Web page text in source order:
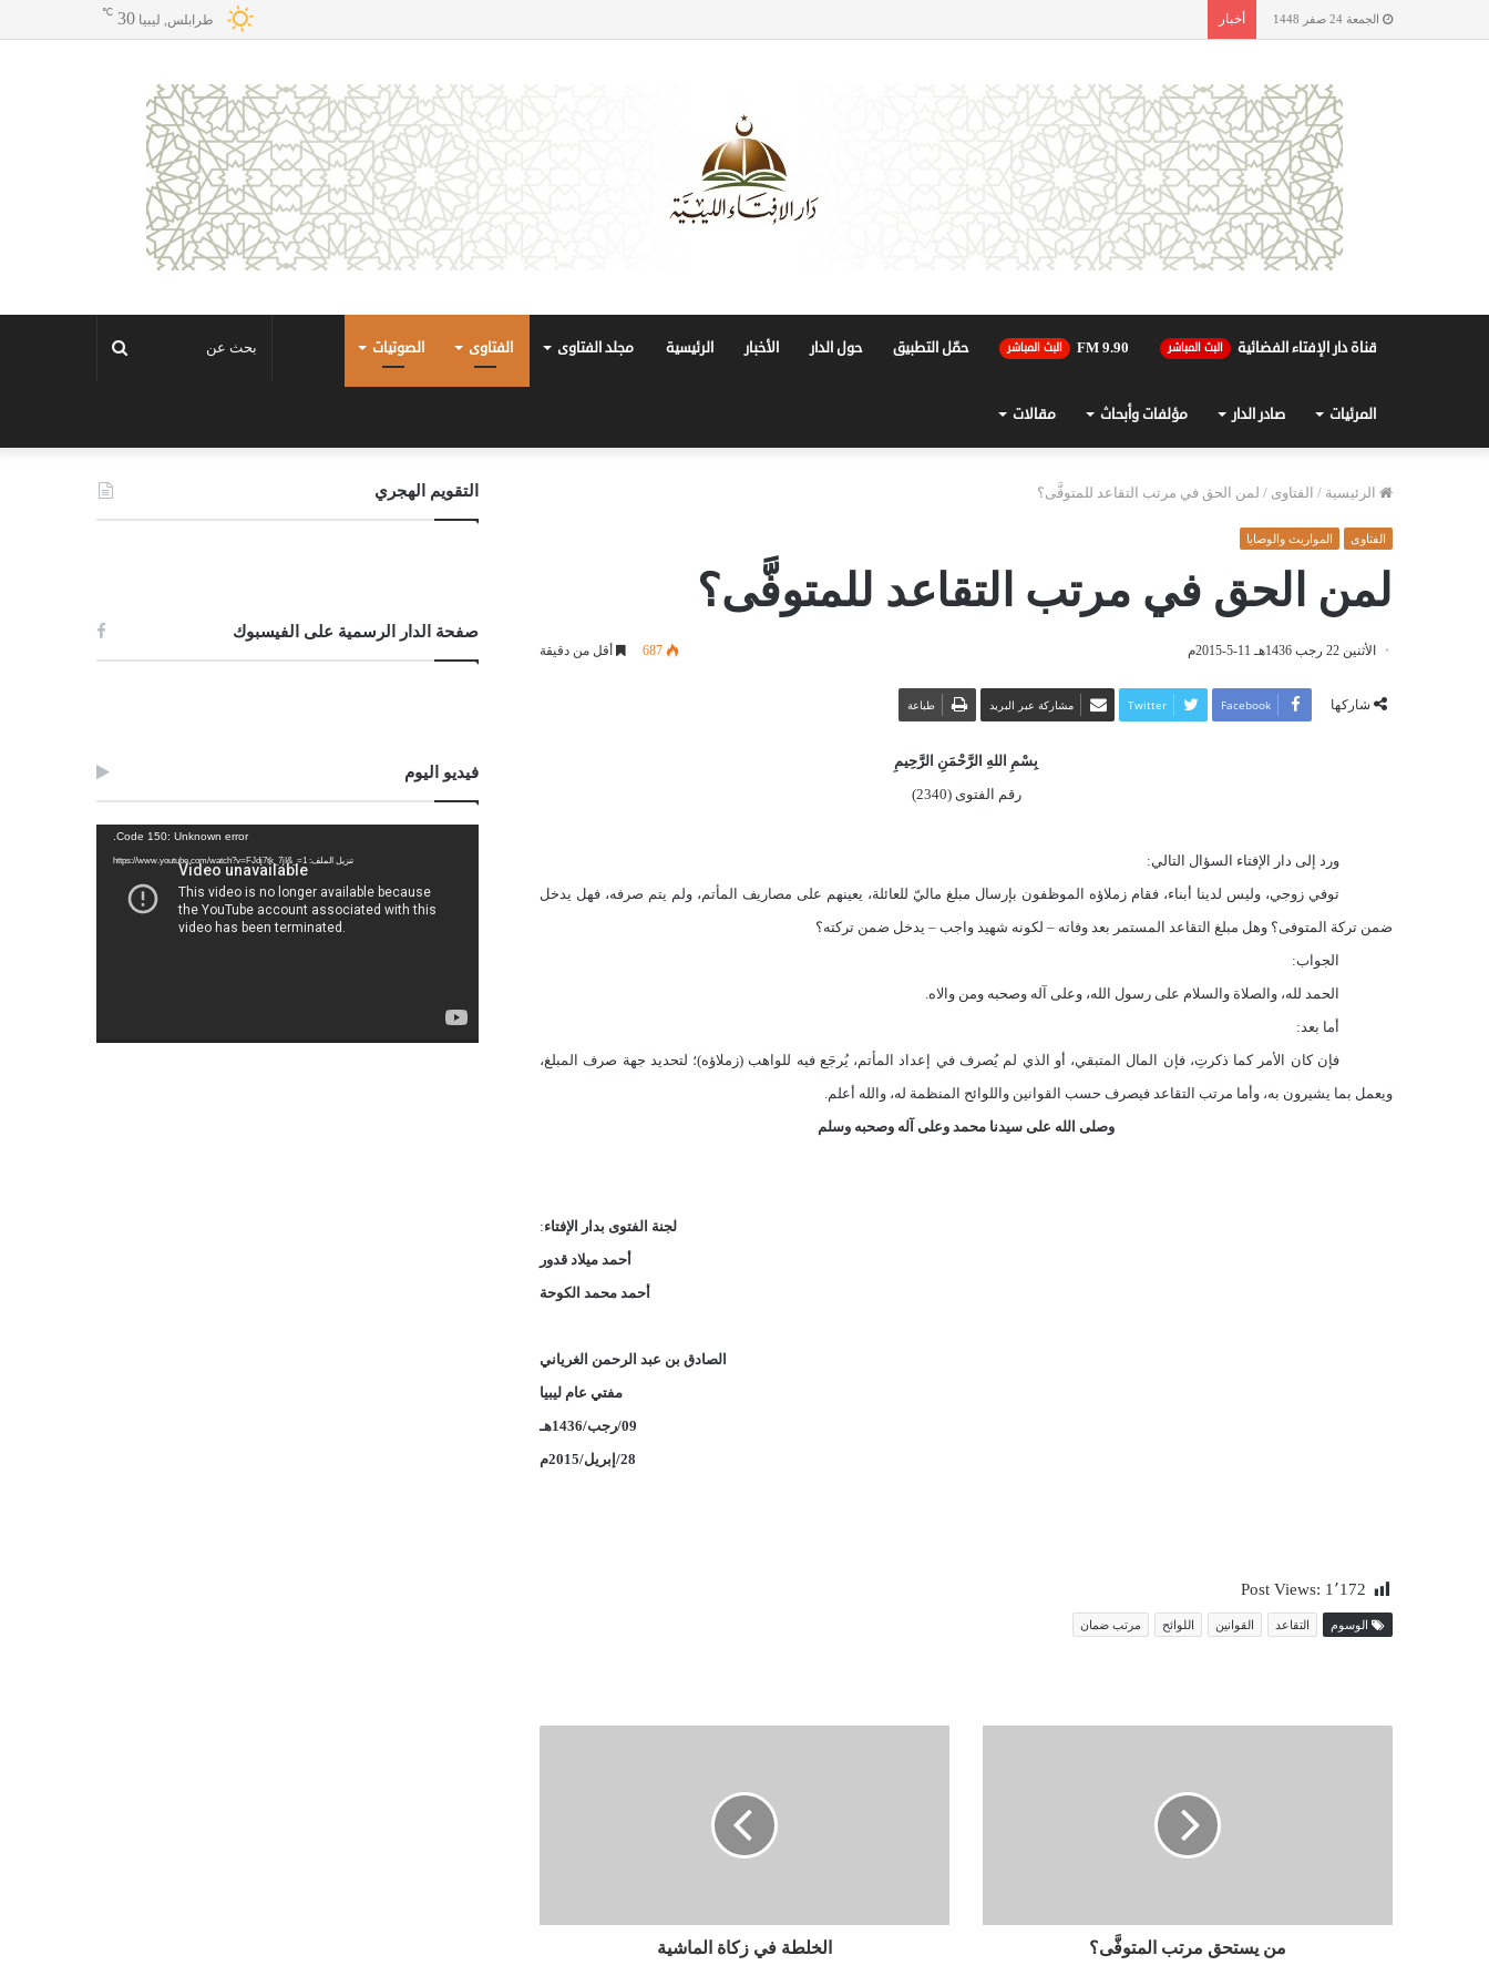
الجمعة 24 صفر 1448 أخبار طرابلس, ليبيا 30
℃
قناة دار الإفتاء الفضائية البث المباشر 90.FM 9 البث المباشر حمّل التطبيق حول الدار الأخبار الرئيسية مجلد الفتاوى الفتاوى الصوتيات
المرئيات صادر الدار مؤلفات وأبحاث مقالات
الرئيسية / الفتاوى / لمن الحق في مرتب التقاعد للمتوفَّى؟
الفتاوى المواريث والوصايا
لمن الحق في مرتب التقاعد للمتوفَّى؟
الأثنين 22 رجب 1436هـ 11-5-2015م 687 أقل من دقيقة
شاركها Facebook
Twitter مشاركة عبر البريد طباعة
بِسْمِ اللهِ الرَّحْمَنِ الرَّحِيمِ
رقم الفتوى (2340)
ورد إلى دار الإفتاء السؤال التالي:
توفي زوجي، وليس لدينا أبناء، فقام زملاؤه الموظفون بإرسال مبلغ ماليّ للعائلة، يعينهم على مصاريف المأتم، ولم يتم صرفه، فهل يدخل
ضمن تركة المتوفى؟ وهل مبلغ التقاعد المستمر بعد وفاته – لكونه شهيد واجب – يدخل ضمن تركته؟
الجواب:
الحمد لله، والصلاة والسلام على رسول الله، وعلى آله وصحبه ومن والاه.
أما بعد:
فإن كان الأمر كما ذكرتِ، فإن المال المتبقي، أو الذي لم يُصرف في إعداد المأتم، يُرجَع فيه للواهب (زملاؤه)؛ لتحديد جهة صرف المبلغ،
ويعمل بما يشيرون به، وأما مرتب التقاعد فيصرف حسب القوانين واللوائح المنظمة له، والله أعلم.
وصلى الله على سيدنا محمد وعلى آله وصحبه وسلم
لجنة الفتوى بدار الإفتاء:
أحمد ميلاد قدور
أحمد محمد الكوحة
الصادق بن عبد الرحمن الغرياني
مفتي عام ليبيا
09/رجب/1436هـ
28/إبريل/2015م
Post Views: 1٬172
الوسوم التقاعد القوانين اللوائح مرتب ضمان
من يستحق مرتب المتوفَّى؟ الخلطة في زكاة الماشية
التقويم الهجري
صفحة الدار الرسمية على الفيسبوك
فيديو اليوم
Code 150: Unknown error.
تنزيل الملف: https://www.youtube.com/watch?v=FJdj7tk_7jI&_=1